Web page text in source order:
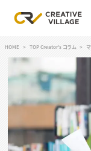
ログイン
クリエイター求人
HOME TOP Creator's コラム